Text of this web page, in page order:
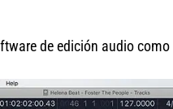
de edición audio como